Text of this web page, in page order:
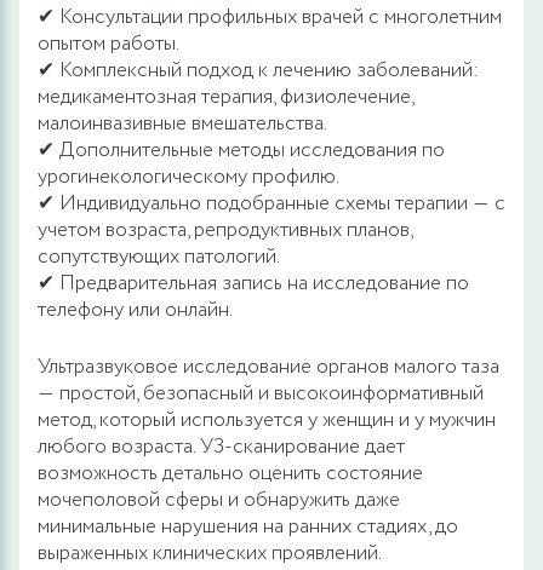
✔ Консультации профильных врачей с многолетним
опытом работы.
✔ Комплексный подход к лечению заболеваний:
медикаментозная терапия, физиолечение,
малоинвазивные вмешательства.
✔ Дополнительные методы исследования по
урогинекологическому профилю.
✔ Индивидуально подобранные схемы терапии ― с
учетом возраста, репродуктивных планов,
сопутствующих патологий.
✔ Предварительная запись на исследование по
телефону или онлайн.
Ультразвуковое исследование органов малого таза
― простой, безопасный и высокоинформативный
метод, который используется у женщин и у мужчин
любого возраста. УЗ-сканирование дает
возможность детально оценить состояние
мочеполовой сферы и обнаружить даже
минимальные нарушения на ранних стадиях, до
выраженных клинических проявлений.